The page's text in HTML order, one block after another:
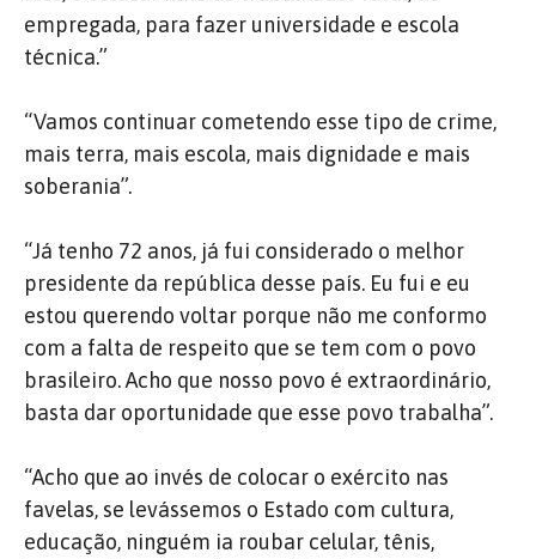
empregada, para fazer universidade e escola
técnica.”
“Vamos continuar cometendo esse tipo de crime,
mais terra, mais escola, mais dignidade e mais
soberania”.
“Já tenho 72 anos, já fui considerado o melhor
presidente da república desse país. Eu fui e eu
estou querendo voltar porque não me conformo
com a falta de respeito que se tem com o povo
brasileiro. Acho que nosso povo é extraordinário,
basta dar oportunidade que esse povo trabalha”.
“Acho que ao invés de colocar o exército nas
favelas, se levássemos o Estado com cultura,
educação, ninguém ia roubar celular, tênis,